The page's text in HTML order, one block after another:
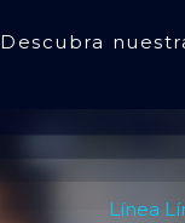
Descubra
Línea